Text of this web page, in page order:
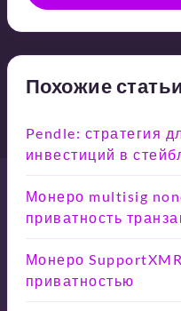
Похожие статьи
Pendle: стратегия
инвестиций в
Монеро multisig
приватность
Монеро
приватностью